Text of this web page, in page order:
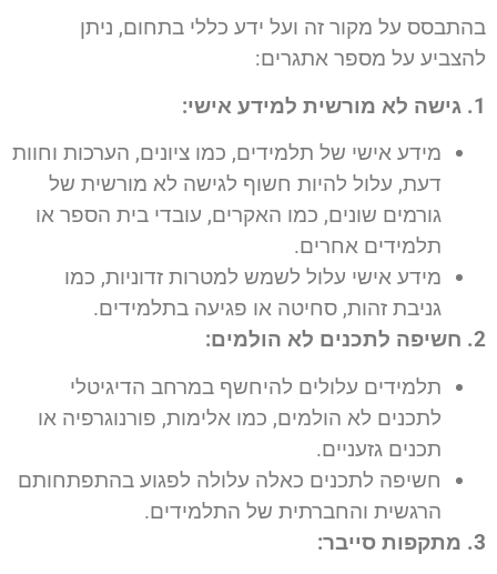
בהתבסס על מקור זה ועל ידע כללי בתחום, ניתן
להצביע על מספר אתגרים:
1. גישה לא מורשית למידע אישי:
מידע אישי של תלמידים, כמו ציונים, הערכות וחוות
דעת, עלול להיות חשוף לגישה לא מורשית של
גורמים שונים, כמו האקרים, עובדי בית הספר או
תלמידים אחרים.
מידע אישי עלול לשמש למטרות זדוניות, כמו
גניבת זהות, סחיטה או פגיעה בתלמידים.
2. חשיפה לתכנים לא הולמים:
תלמידים עלולים להיחשף במרחב הדיגיטלי
לתכנים לא הולמים, כמו אלימות, פורנוגרפיה או
תכנים גזעניים.
חשיפה לתכנים כאלה עלולה לפגוע בהתפתחותם
הרגשית והחברתית של התלמידים.
3. מתקפות סייבר: